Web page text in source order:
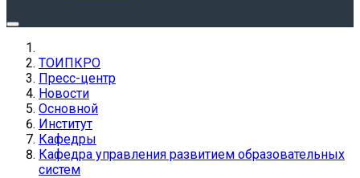
ТОИПКРО
Пресс-центр
Новости
Основной
Институт
Кафедры
Кафедра управления развитием образовательных
систем